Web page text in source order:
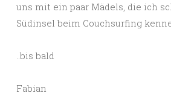
uns mit ein paar Mädels, die ich
Südinsel beim Couchsurfing
..bis bald
Fabian